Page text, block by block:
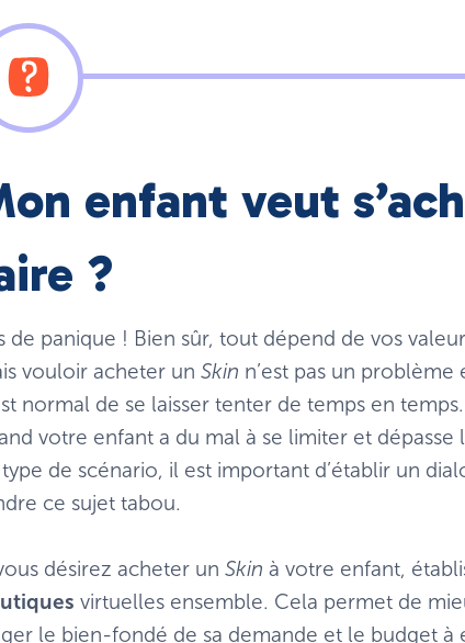
enfant veut
?
de panique ! Bien sûr, tout dépend de vos
vouloir acheter un Skin n’est pas un
normal de se laisser tenter de temps en
votre enfant a du mal à se limiter et
de scénario, il est important d’établir un
ce sujet tabou.
désirez acheter un Skin à votre enfant,
virtuelles ensemble. Cela permet de
le bien-fondé de sa demande et le budget